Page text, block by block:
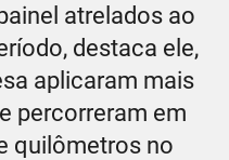
atrelados ao
destaca ele,
aplicaram mais
percorreram em
quilômetros no